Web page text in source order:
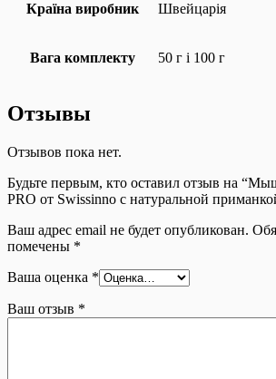
Країна виробник Швейцарія
Вага комплекту 50 г і 100 г
Отзывы
Отзывов пока нет.
Будьте первым, кто оставил отзыв на
PRO от Swissinno с натуральной
Ваш адрес email не будет опубликован.
помечены *
Ваша оценка *
Ваш отзыв *